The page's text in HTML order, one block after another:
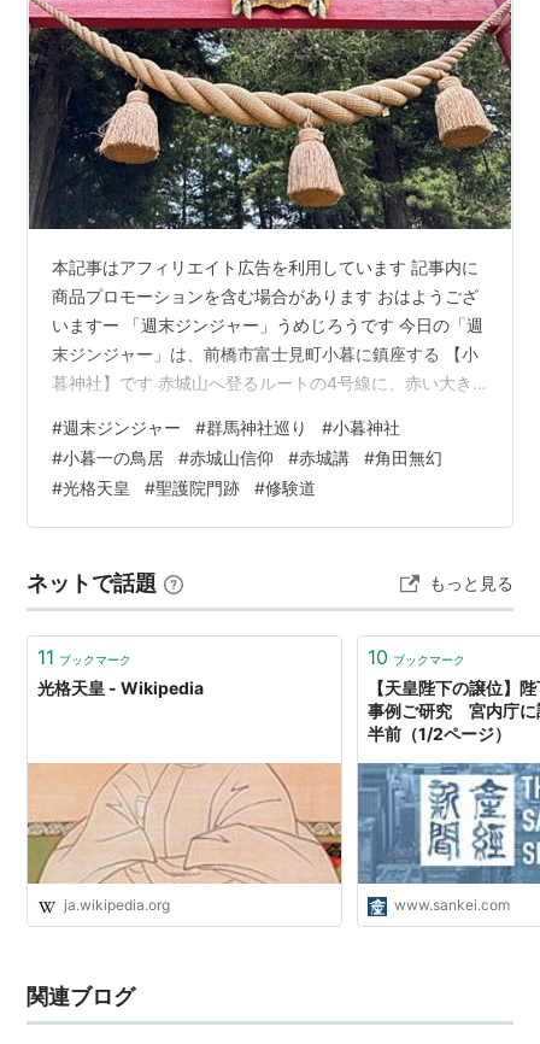
本記事はアフィリエイト広告を利用しています 記事内に
商品プロモーションを含む場合があります おはようござ
いますー 「週末ジンジャー」うめじろうです 今日の「週
末ジンジャー」は、前橋市富士見町小暮に鎮座する 【小
暮神社】です 赤城山へ登るルートの4号線に、赤い大き
ですが･･標高1828mの赤城山へ一気に登っていくワケで
すから･･なるほど山上から市内を見渡す眺望がすごいワ
ケですよね･･！ わずか数十分で一気に標高1800mまで登
ってしまうクルマという文明の利器は･･改めてすごいも
って行った先に …
#週末ジンジャー #群馬神社巡り #小暮神社
#小暮一の鳥居 #赤城山信仰 #赤城講 #角田無幻
#光格天皇 #聖護院門跡 #修験道
ネットで話題 もっと見る
11 ブックマーク
光格天皇 - Wikipedia
ja.wikipedia.org
10 ブックマーク
【天皇陛下の譲位】
事例ご研究 宮内庁
半前（1/2ページ）
www.sankei.com
関連ブログ